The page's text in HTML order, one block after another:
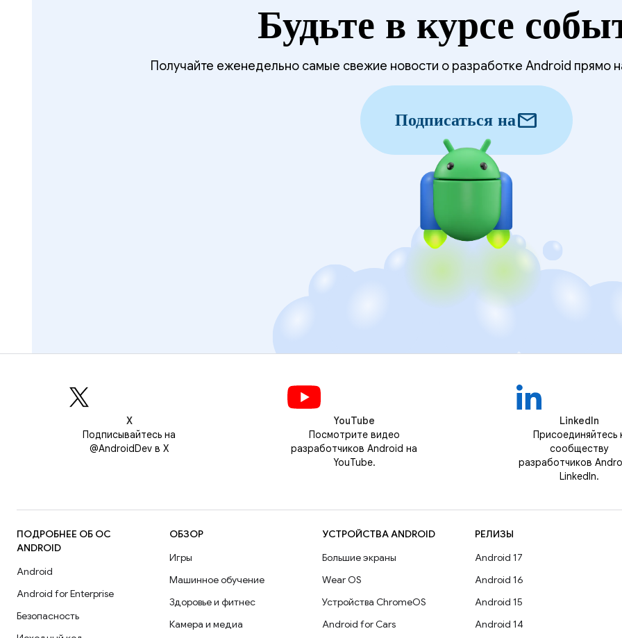
Будьте в курсе
Получайте еженедельно самые свежие новости о разработке Android прямо
Подписаться наmail
Х
Подписывайтесь на
@AndroidDev в X
YouTube
Посмотрите видео
разработчиков Android на
YouTube.
LinkedIn
Присоединяйтесь
сообществу
разработчиков
LinkedIn.
ПОДРОБНЕЕ ОБ ОС
ANDROID
Android
Android for Enterprise
Безопасность
ОБЗОР
Игры
Машинное обучение
Здоровье и фитнес
Камера и медиа
УСТРОЙСТВА ANDROID
Большие экраны
Wear OS
Устройства ChromeOS
Android for Cars
РЕЛИЗЫ
Android 17
Android 16
Android 15
Android 14